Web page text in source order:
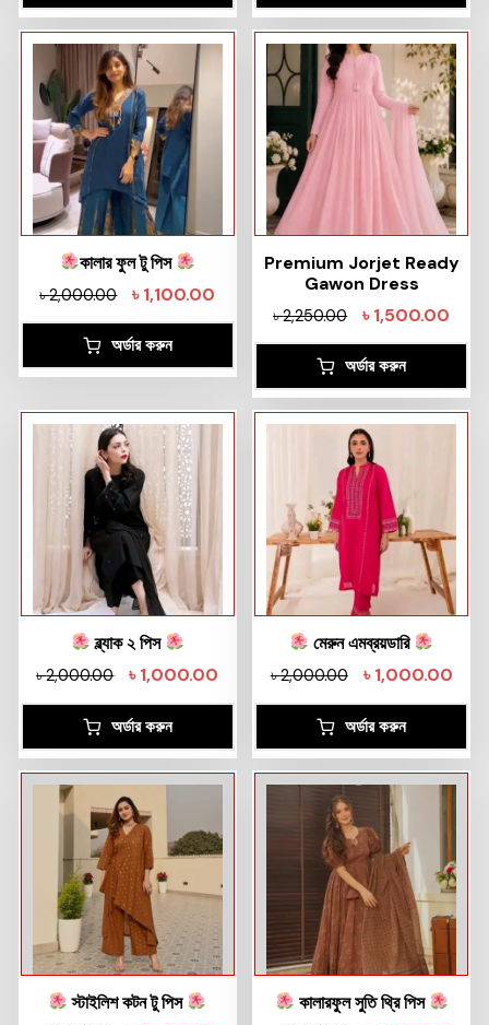
কালার ফুল টু পিস
৳2,000.00 ৳1,100.00
অর্ডার করুন
Premium Jorjet Ready
Gawon Dress
৳2,250.00 ৳1,500.00
অর্ডার করুন
ব্ল্যাক ২ পিস
৳2,000.00 ৳1,000.00
অর্ডার করুন
মেরুন এমব্রয়ডারি
৳2,000.00 ৳1,000.00
অর্ডার করুন
স্টাইলিশ কটন টু পিস কালারফুল সুতি থ্রি পিস